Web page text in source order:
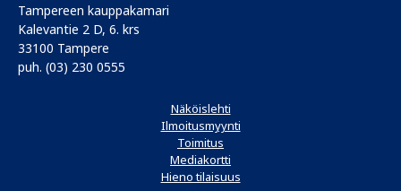
Tampereen kauppakamari
Kalevantie 2 D, 6. krs
33100 Tampere
puh. (03) 230 0555
Näköislehti
Ilmoitusmyynti
Toimitus
Mediakortti
Hieno tilaisuus